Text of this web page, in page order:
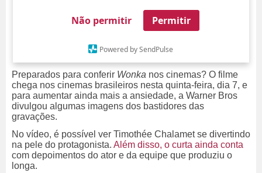
Não permitir Permitir
Powered by SendPulse
Preparados para conferir Wonka nos cinemas? O filme
chega nos cinemas brasileiros nesta quinta-feira, dia 7, e
para aumentar ainda mais a ansiedade, a Warner Bros
divulgou algumas imagens dos bastidores das
gravações.
No vídeo, é possível ver Timothée Chalamet se divertindo
na pele do protagonista. Além disso, o curta ainda conta
com depoimentos do ator e da equipe que produziu o
longa.